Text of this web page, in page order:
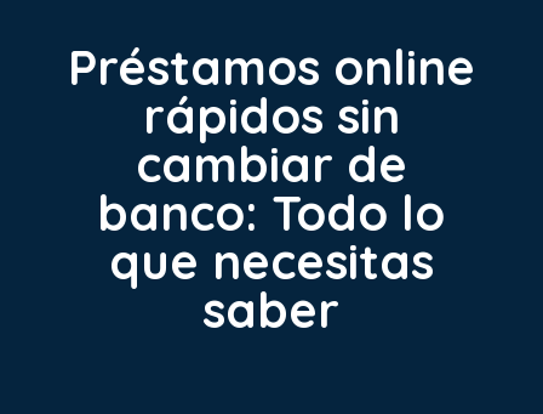
Préstamos online
rápidos sin
cambiar de
banco: Todo lo
que necesitas
saber